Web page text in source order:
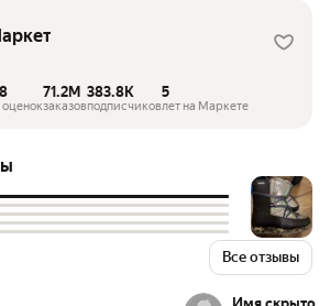
71.2M
заказов
383.8K
подписчиков
5
лет на Маркете
Все отзывы